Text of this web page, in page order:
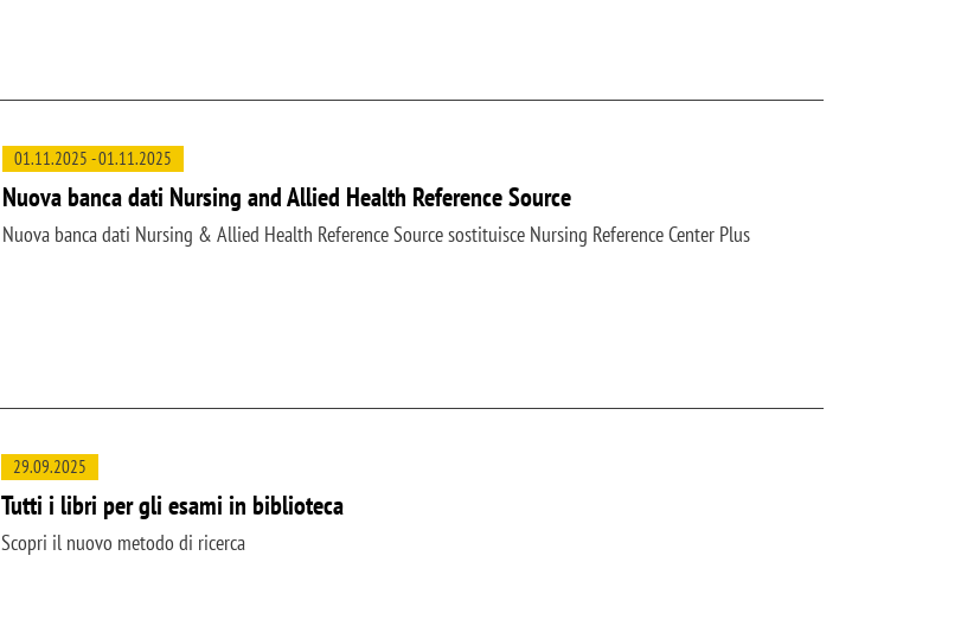
01.11.2025 -01.11.2025
Nuova banca dati Nursing and Allied Health Reference Source
Nuova banca dati Nursing & Allied Health Reference Source sostituisce Nursing Reference Center Plus
29.09.2025
Tutti i libri per gli esami in biblioteca
Scopri il nuovo metodo di ricerca